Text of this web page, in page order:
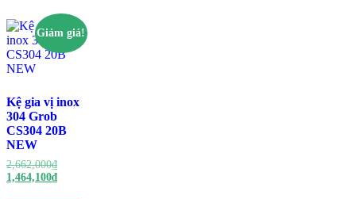
Giảm giá!
Kệ gia vị inox
304 Grob
CS304 20B
NEW
2,662,000₫
1,464,100₫